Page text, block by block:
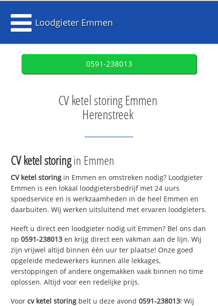
Loodgieter Emmen
0591-238013
CV ketel storing Emmen
Herenstreek
CV ketel storingin Emmen
CV ketel storing in Emmen en omstreken nodig? Loodgieter
Emmen is een lokaal loodgietersbedrijf met 24 uurs
spoedservice en is werkzaamheden in de heel Emmen en
daarbuiten. Wij werken uitsluitend met ervaren loodgieters.
Heeft u direct een loodgieter nodig uit Emmen? Bel ons dan
op0591-238013 en krijg direct een vakman aan de lijn. Wij
zijn vrijwel altijd binnen één uur ter plaatse! Onze goed
opgeleide medewerkers kunnen alle lekkages,
verstoppingen of andere ongemakken vaak binnen no time
oplossen. Altijd voor een redelijke prijs.
Voorcv ketel storing belt u deze avond0591-238013! Wij